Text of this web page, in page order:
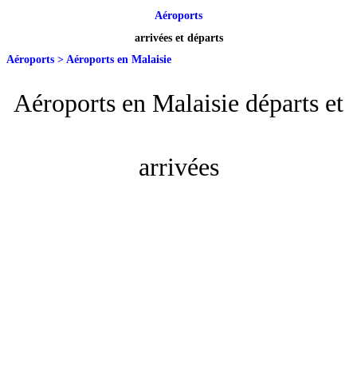
Aéroports
arrivées et départs
Aéroports > Aéroports en Malaisie
Aéroports en Malaisie départs et
arrivées